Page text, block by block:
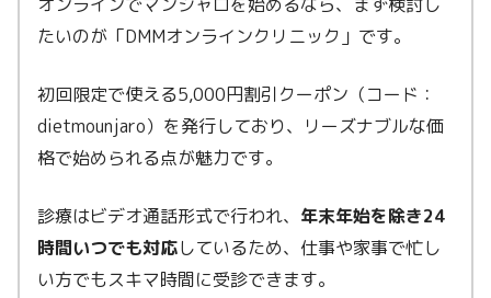
たいのが「DMMオンラインクリニック」です。
初回限定で使える5,000円割引クーポン（コード：
dietmounjaro）を発行しており、リーズナブルな価
格で始められる点が魅力です。
診療はビデオ通話形式で行われ、 年末年始を除き24
時間いつでも対応しているため、仕事や家事で忙し
い方でもスキマ時間に受診できます。